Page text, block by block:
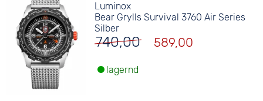
Luminox
Bear Grylls Survival 3760 Air Series
Silber
740,00 589,00
lagernd